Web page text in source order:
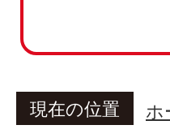
現在の位置 ホ